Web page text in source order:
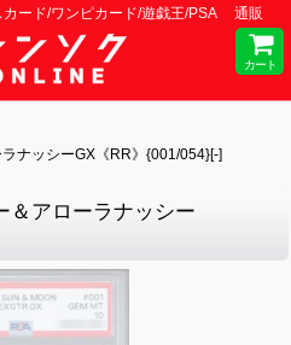
カード/ワンピカード/遊戯王/PSA 通販
カート
ナッシーGX《RR》{001/054}[-]
＆アローラナッシー